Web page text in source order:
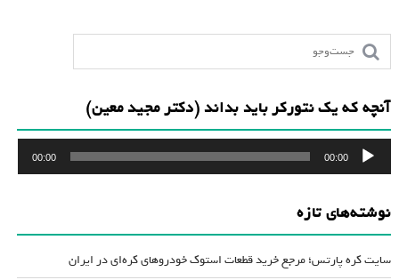
آنچه که یک نتورکر باید بداند (دکتر مجید معین)
پخش‌کننده
صوت
00:00
00:00
نوشته‌های تازه
سایت کره پارتس؛ مرجع خرید قطعات استوک خودروهای کره‌ای در ایران